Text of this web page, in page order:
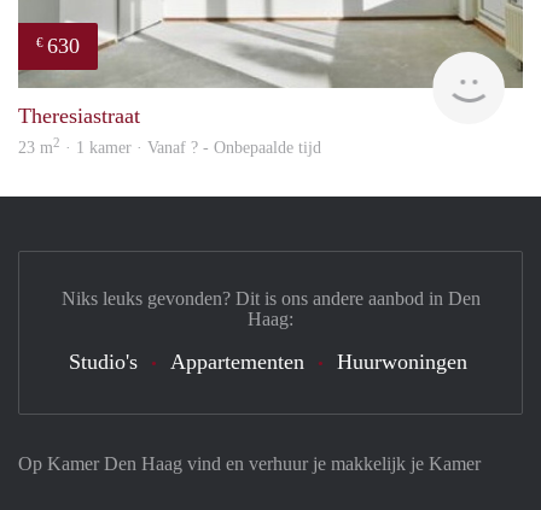
€ 630
Theresiastraat
23 m2 · 1 kamer · Vanaf ? - Onbepaalde tijd
Op Kamer Den Haag vind en verhuur je makkelijk je Kamer
Niks leuks gevonden? Dit is ons andere aanbod in Den
Haag:
Studio's Appartementen Huurwoningen